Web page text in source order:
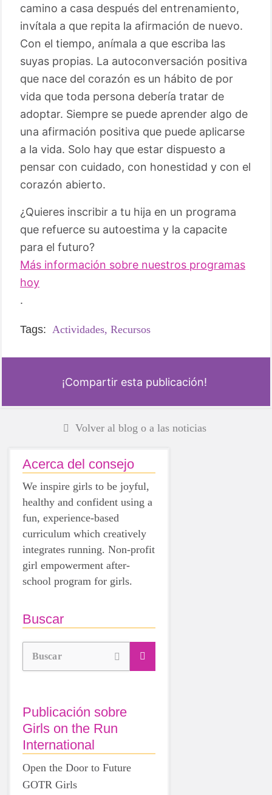
camino a casa después del entrenamiento,
invítala a que repita la afirmación de nuevo.
Con el tiempo, anímala a que escriba las
suyas propias. La autoconversación positiva
que nace del corazón es un hábito de por
vida que toda persona debería tratar de
adoptar. Siempre se puede aprender algo de
una afirmación positiva que puede aplicarse
a la vida. Solo hay que estar dispuesto a
pensar con cuidado, con honestidad y con el
corazón abierto.
¿Quieres inscribir a tu hija en un programa
que refuerce su autoestima y la capacite
para el futuro?
Más información sobre nuestros programas
hoy
.
Tags: Actividades, Recursos
¡Compartir esta publicación!
Volver al blog o a las noticias
Acerca del consejo
We inspire girls to be joyful,
healthy and confident using a
fun, experience-based
curriculum which creatively
integrates running. Non-profit
girl empowerment after-
school program for girls.
Buscar
Buscar
Publicación sobre
Girls on the Run
International
Open the Door to Future
GOTR Girls